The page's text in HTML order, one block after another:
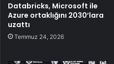
Databricks, Microsoft ile
Azure ortaklığını 2030’lara
uzattı
Temmuz 24, 2026